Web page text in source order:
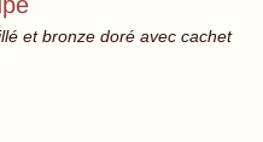
et bronze doré avec cachet